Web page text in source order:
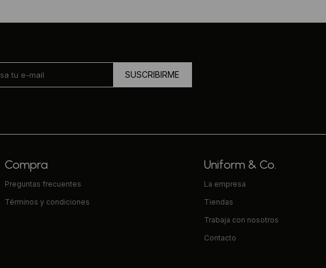
SUSCRIBIRME
Compra
Preguntas frecuentes
Términos y condiciones
Uniform & Co.
La empresa
Tiendas
Trabaja con nosotros
Contacto